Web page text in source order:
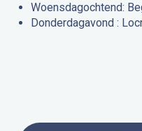
Woensdagochtend:
Donderdagavond :